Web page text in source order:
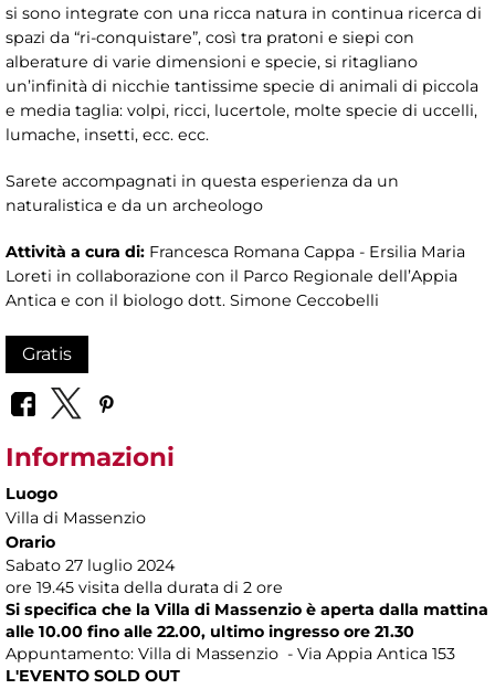
si sono integrate con una ricca natura in continua ricerca di
spazi da “ri-conquistare”, così tra pratoni e siepi con
alberature di varie dimensioni e specie, si ritagliano
un’infinità di nicchie tantissime specie di animali di piccola
e media taglia: volpi, ricci, lucertole, molte specie di uccelli,
lumache, insetti, ecc. ecc.
Sarete accompagnati in questa esperienza da un
naturalistica e da un archeologo
Attività a cura di: Francesca Romana Cappa - Ersilia Maria
Loreti in collaborazione con il Parco Regionale dell’Appia
Antica e con il biologo dott. Simone Ceccobelli
Gratis
Informazioni
Luogo
Villa di Massenzio
Orario
Sabato 27 luglio 2024
ore 19.45 visita della durata di 2 ore
Si specifica che la Villa di Massenzio è aperta dalla mattina
alle 10.00 fino alle 22.00, ultimo ingresso ore 21.30
Appuntamento: Villa di Massenzio - Via Appia Antica 153
L'EVENTO SOLD OUT